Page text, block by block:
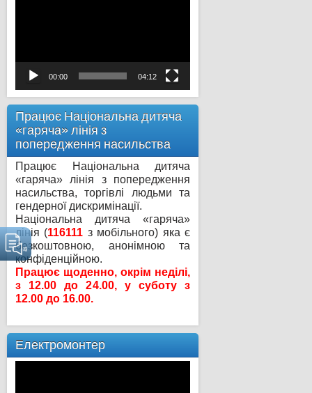
00:00 04:12
Працює Національна дитяча
«гаряча» лінія з
попередження насильства
Працює Національна дитяча
«гаряча» лінія з попередження
насильства, торгівлі людьми та
гендерної дискримінації.
Національна дитяча «гаряча»
лінія (116111 з мобільного) яка є
безкоштовною, анонімною та
конфіденційною.
Працює щоденно, окрім неділі,
з 12.00 до 24.00, у суботу з
12.00 до 16.00.
Електромонтер